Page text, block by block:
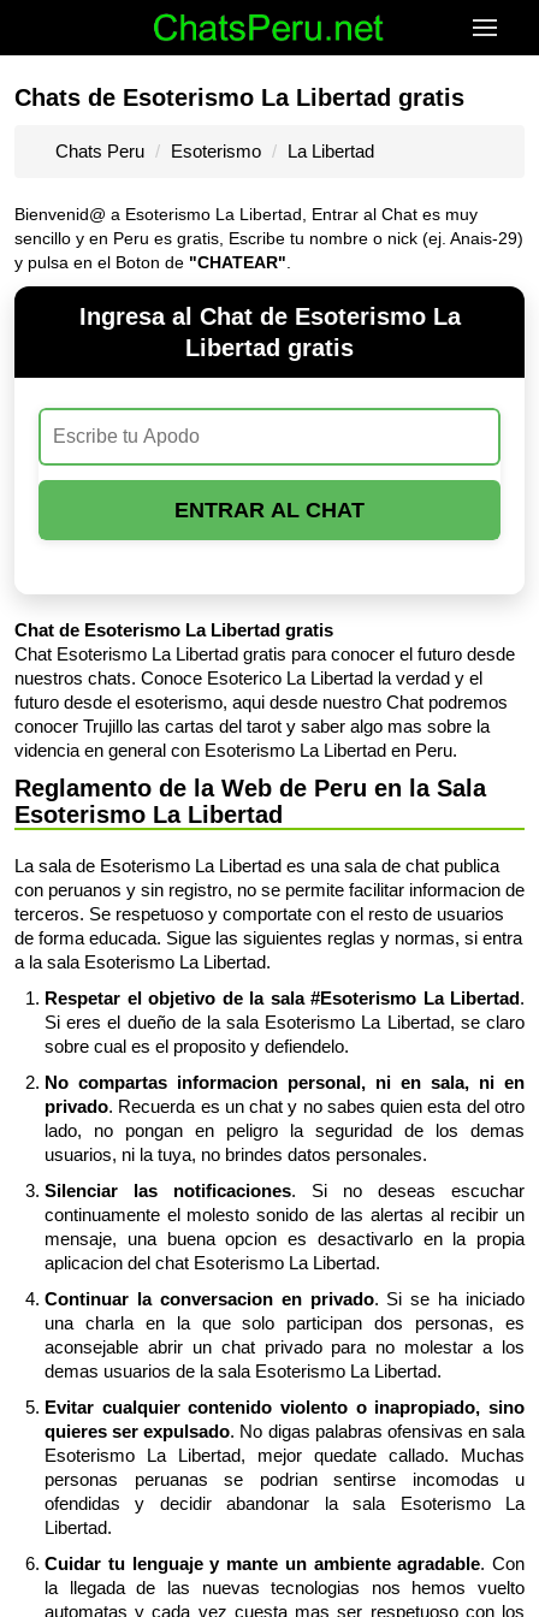
Chats de Esoterismo La Libertad gratis
Chats Peru Esoterismo La Libertad
Bienvenid@ a Esoterismo La Libertad, Entrar al Chat es muy
sencillo y en Peru es gratis, Escribe tu nombre o nick (ej. Anais-29)
y pulsa en el Boton de "CHATEAR"
Ingresa al Chat de Esoterismo La
Libertad gratis
ENTRAR AL CHAT
Chat de Esoterismo La Libertad gratis
Chat Esoterismo La Libertad gratis para conocer el futuro desde
nuestros chats. Conoce Esoterico La Libertad la verdad y el
futuro desde el esoterismo, aqui desde nuestro Chat podremos
conocer Trujillo las cartas del tarot y saber algo mas sobre la
videncia en general con Esoterismo La Libertad en Peru.
Reglamento de la Web de Peru en la Sala
Esoterismo La Libertad
La sala de Esoterismo La Libertad es una sala de chat publica
con peruanos y sin registro, no se permite facilitar informacion de
terceros. Se respetuoso y comportate con el resto de usuarios
de forma educada. Sigue las siguientes reglas y normas, si entra
a la sala Esoterismo La Libertad.
Respetar el objetivo de la sala #Esoterismo La Libertad.
Si eres el dueño de la sala Esoterismo La Libertad, se claro
sobre cual es el proposito y defiendelo.
No compartas informacion personal, ni en sala, ni en
privado. Recuerda es un chat y no sabes quien esta del otro
lado, no pongan en peligro la seguridad de los demas
usuarios, ni la tuya, no brindes datos personales.
Silenciar las notificaciones. Si no deseas escuchar
continuamente el molesto sonido de las alertas al recibir un
mensaje, una buena opcion es desactivarlo en la propia
aplicacion del chat Esoterismo La Libertad.
Continuar la conversacion en privado. Si se ha iniciado
una charla en la que solo participan dos personas, es
aconsejable abrir un chat privado para no molestar a los
demas usuarios de la sala Esoterismo La Libertad.
Evitar cualquier contenido violento o inapropiado, sino
quieres ser expulsado. No digas palabras ofensivas en sala
Esoterismo La Libertad, mejor quedate callado. Muchas
personas peruanas se podrian sentirse incomodas u
ofendidas y decidir abandonar la sala Esoterismo La
Libertad.
Cuidar tu lenguaje y mante un ambiente agradable. Con
la llegada de las nuevas tecnologias nos hemos vuelto
automatas y cada vez cuesta mas ser respetuoso con los